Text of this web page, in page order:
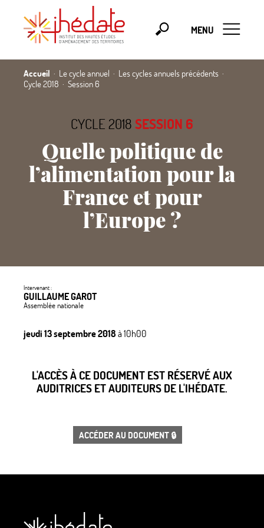
MENU
Accueil Le cycle annuel
Les cycles annuels précédents
Cycle 2018
Session 6
CYCLE 2018 SESSION 6
Quelle politique de
l’alimentation pour la
France et pour
l’Europe ?
Intervenant :
GUILLAUME GAROT
Assemblée nationale
jeudi 13 septembre 2018à 10h00
L'ACCÈS À CE DOCUMENT EST RÉSERVÉ AUX
AUDITRICES ET AUDITEURS DE L'IHÉDATE.
ACCÉDER AU DOCUMENT 🔒